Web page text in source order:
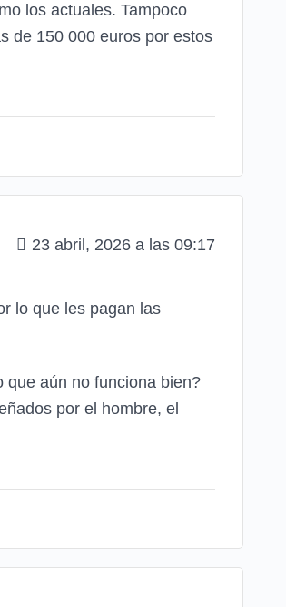
los actuales. Tampoco
de 150 000 euros por estos
23 abril, 2026 a las 09:17
lo que les pagan las
que aún no funciona bien?
por el hombre, el